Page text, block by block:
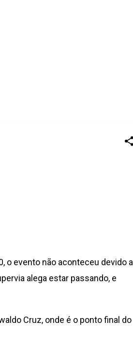
o evento não aconteceu devido a
alega estar passando, e
Cruz, onde é o ponto final do